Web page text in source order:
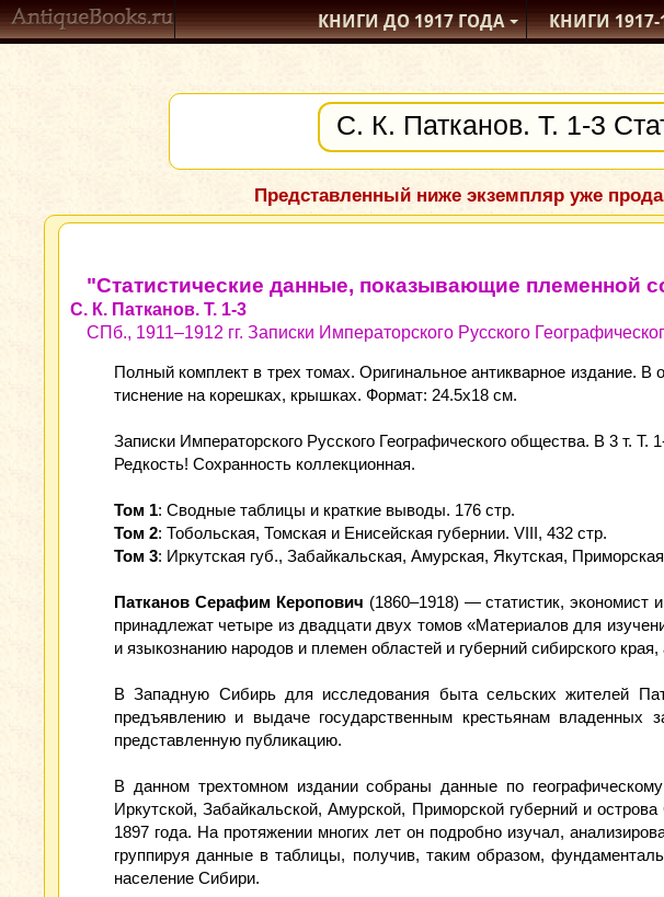
КНИГИ ДО 1917ГОДА КНИГИ1917-
Представленный ниже экземпляр уже
"Статистические данные, показывающие племенной
С. К. Патканов. Т. 1-3
СПб., 1911–1912 гг. Записки Императорского Русского
Полный комплект в трех томах. Оригинальное антикварное издание.
тиснение на корешках, крышках. Формат: 24.5x18 см.
Записки Императорского Русского Географического общества. В 3 т.
Редкость! Сохранность коллекционная.
Том 1: Сводные таблицы и краткие выводы. 176 стр.
Том 2: Тобольская, Томская и Енисейская губернии. VIII, 432 стр.
Том 3: Иркутская губ., Забайкальская, Амурская, Якутская,
Патканов Серафим Керопович (1860–1918) — статистик, экономист
принадлежат четыре из двадцати двух томов «Материалов для
и языкознанию народов и племен областей и губерний сибирского
В Западную Сибирь для исследования быта сельских жителей
предъявлению и выдаче государственным крестьянам
представленную публикацию.
В данном трехтомном издании собраны данные по
Иркутской, Забайкальской, Амурской, Приморской губерний и
1897 года. На протяжении многих лет он подробно изучал,
группируя данные в таблицы, получив, таким образом,
население Сибири.